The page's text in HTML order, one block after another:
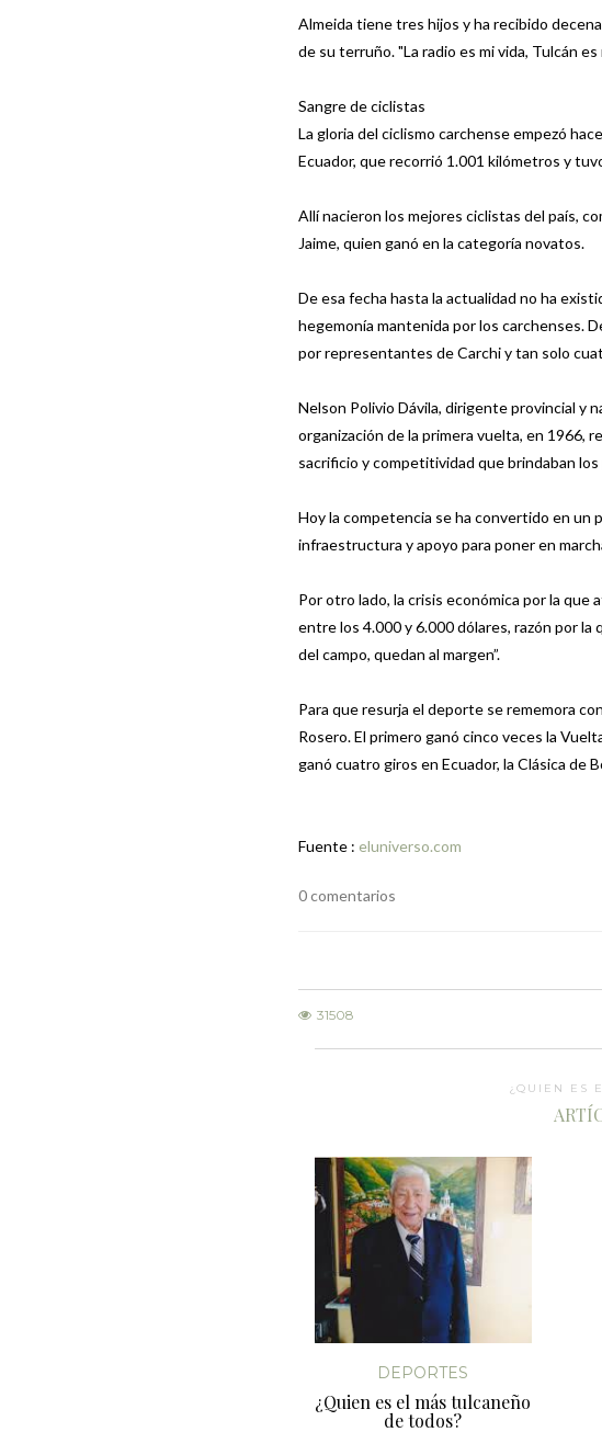
Almeida tiene tres hijos y ha recibido
de su terruño. "La radio es mi vida, Tulcán
Sangre de ciclistas
La gloria del ciclismo carchense empezó
Ecuador, que recorrió 1.001 kilómetros y
Allí nacieron los mejores ciclistas del país,
Jaime, quien ganó en la categoría novatos.
De esa fecha hasta la actualidad no ha
hegemonía mantenida por los carchenses.
por representantes de Carchi y tan solo
Nelson Polivio Dávila, dirigente provincial y
organización de la primera vuelta, en 1966,
sacrificio y competitividad que brindaban los
Hoy la competencia se ha convertido en un
infraestructura y apoyo para poner en
Por otro lado, la crisis económica por la que
entre los 4.000 y 6.000 dólares, razón por
del campo, quedan al margen”.
Para que resurja el deporte se rememora
Rosero. El primero ganó cinco veces la
ganó cuatro giros en Ecuador, la Clásica de
Fuente : eluniverso.com
0 comentarios
31508
¿QUIEN ES
DEPORTES
¿Quien es el más tulcaneño
de todos?